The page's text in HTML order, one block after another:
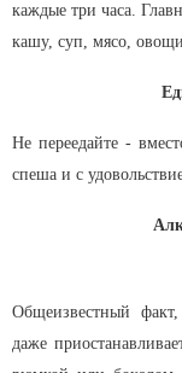
каждые три часа.
кашу, суп, мясо,
Не переедайте -
спеша и с
Общеизвестный
даже